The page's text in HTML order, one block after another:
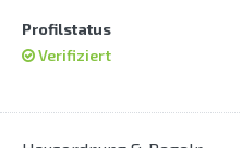
Profilstatus
Verifiziert